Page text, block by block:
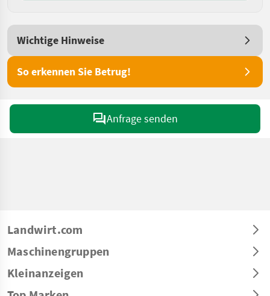
Wichtige Hinweise
So erkennen Sie Betrug!
Anfrage senden
Landwirt.com
Maschinengruppen
Kleinanzeigen